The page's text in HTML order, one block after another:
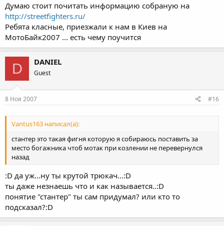
Думаю стоит почитать информацию собраную на
http://streetfighters.ru/
Ребята класные, приезжали к нам в Киев на
МотоБайк2007 ... есть чему поучится
D DANIEL
Guest
8 Ноя 2007 #16
Vantus163 написал(а):
стантер это такая фигня которую я собираюсь поставить за
место богажника чтоб мотак при козлении не перевернулся
назад
:D да уж...ну ты крутой трюкач...:D
ты даже незнаешь что и как называется..:D
понятие "стантер" ты сам придумал? или кто то
подсказал?:D